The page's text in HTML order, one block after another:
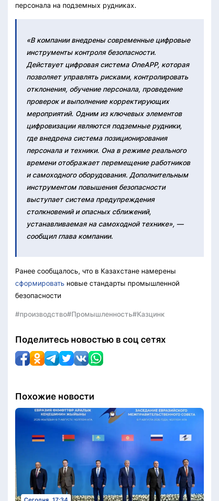
персонала на подземных рудниках.
«В компании внедрены современные цифровые
инструменты контроля безопасности.
Действует цифровая система OneAPP, которая
позволяет управлять рисками, контролировать
отклонения, обучение персонала, проведение
проверок и выполнение корректирующих
мероприятий. Одним из ключевых элементов
цифровизации являются подземные рудники,
где внедрена система позиционирования
персонала и техники. Она в режиме реального
времени отображает перемещение работников
и самоходного оборудования. Дополнительным
инструментом повышения безопасности
выступает система предупреждения
столкновений и опасных сближений,
устанавливаемая на самоходной технике», —
сообщил глава компании.
Ранее сообщалось, что в Казахстане намерены
сформировать новые стандарты промышленной
безопасности
#производство#Промышленность#Казцинк
Поделитесь новостью в соц сетях
Похожие новости